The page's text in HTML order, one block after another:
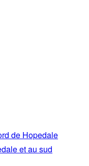
de Hopedale
et au sud